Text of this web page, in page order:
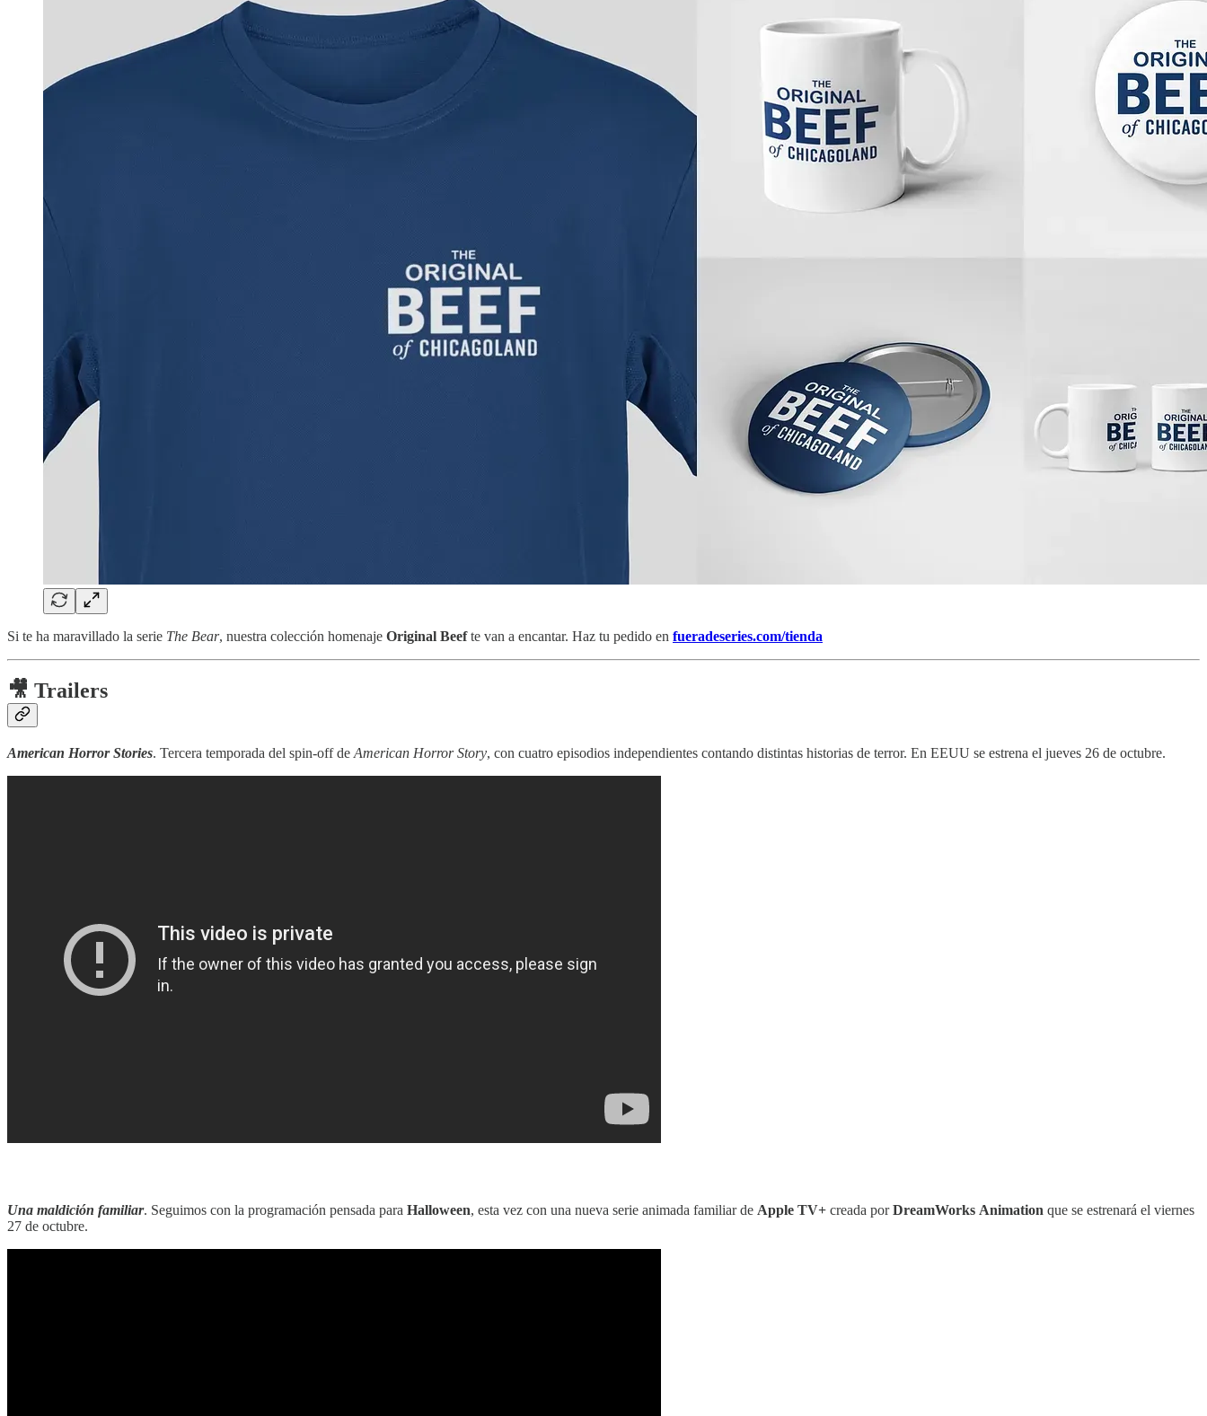
Si te ha maravillado la serie The Bear, nuestra colección homenaje Original Beefte van a encantar. Haz tu pedido en fueradeseries.com/tienda
🎥 Trailers
American Horror Stories. Tercera temporada del spin-off de American Horror Story, con cuatro episodios independientes contando distintas historias de terror. En EEUU se estrena el jueves 26 de octubre.
Una maldición familiar. Seguimos con la programación pensada para Halloween, esta vez con una nueva serie animada familiar de Apple TV+ creada porDreamWorks Animation que se estrenará el viernes
27 de octubre.